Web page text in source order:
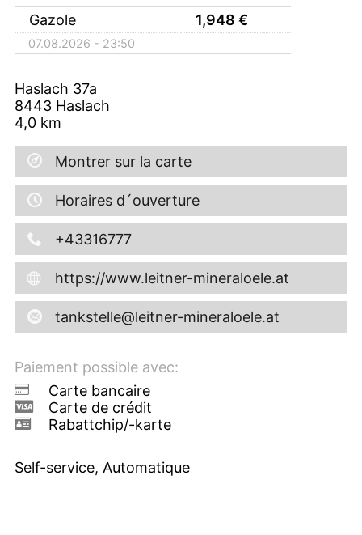
Gazole 1,948 €
07.08.2026 - 23:50
Haslach 37a
8443 Haslach
4,0 km
Montrer sur la carte
Horaires d´ouverture
+43316777
https://www.leitner-mineraloele.at
tankstelle@leitner-mineraloele.at
Paiement possible avec:
Carte bancaire
Carte de crédit
Rabattchip/-karte
Self-service, Automatique